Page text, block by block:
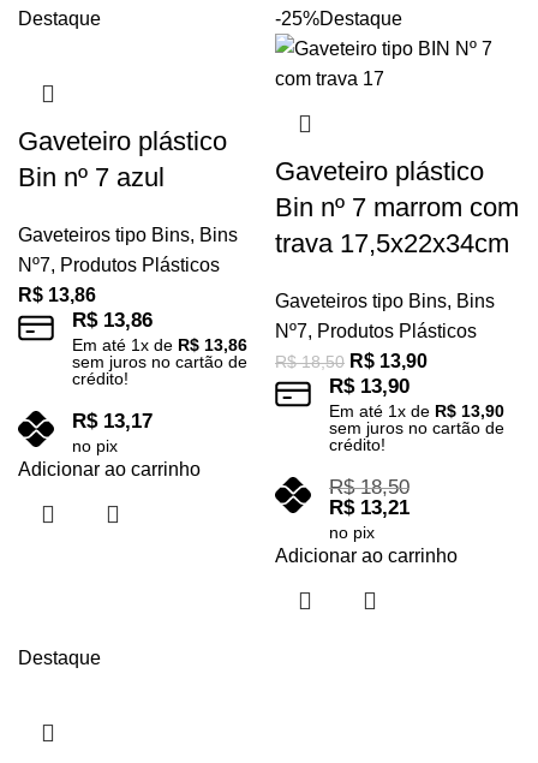
Destaque
Gaveteiro plástico
Bin nº 7 azul
Gaveteiros tipo Bins, Bins
Nº7, Produtos Plásticos
R$ 13,86
R$13,86
Em até 1x de R$ 13,86
sem juros no cartão de
crédito!
R$13,17
no pix
Adicionar ao carrinho
-25%Destaque
Gaveteiro plástico
Bin nº 7 marrom com
trava 17,5x22x34cm
Gaveteiros tipo Bins, Bins
Nº7, Produtos Plásticos
R$18,50 R$ 13,90
R$13,90
Em até 1x de R$ 13,90
sem juros no cartão de
crédito!
R$18,50
R$13,21
no pix
Adicionar ao carrinho
Destaque